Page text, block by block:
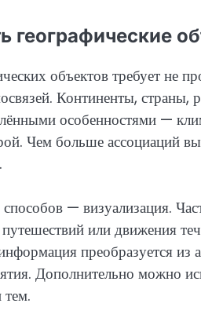
географические
объектов требует не
Континенты, страны,
особенностями —
Чем больше ассоциаций
— визуализация.
или движения
преобразуется из
Дополнительно можно